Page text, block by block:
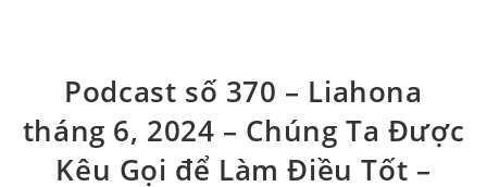
Podcast số 370 – Liahona
tháng 6, 2024 – Chúng Ta Được
Kêu Gọi để Làm Điều Tốt –